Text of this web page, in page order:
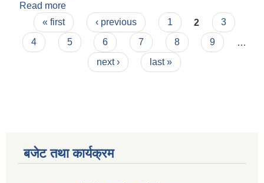
Read more
छुट सम्बन्धी सूचना ।।।
Pages
« first ‹ previous 1 2
3
4
5 6 7 8 9
next ›
last »
बजेट तथा कार्यक्रम